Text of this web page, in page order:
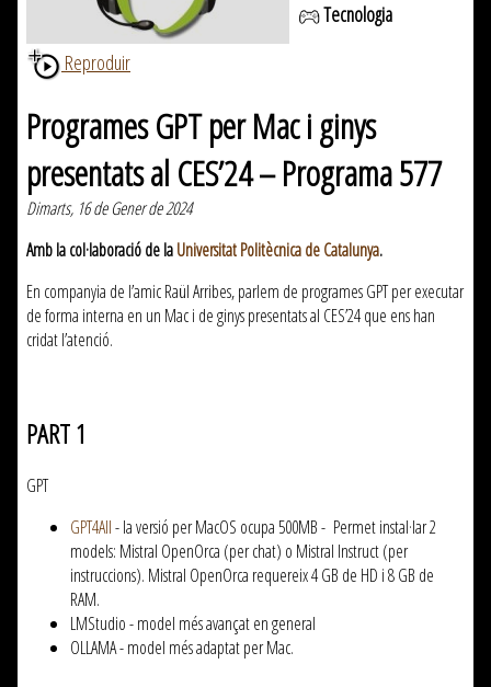
Tecnologia
Reproduir
Programes GPT per Mac i ginys
presentats al CES’24 – Programa 577
Dimarts, 16 de Gener de 2024
Amb la col·laboració de laUniversitat Politècnica de Catalunya.
En companyia de l’amic Raül Arribes, parlem de programes GPT per executar
de forma interna en un Mac i de ginys presentats al CES’24 que ens han
cridat l’atenció.
PART 1
GPT
GPT4All- la versió per MacOS ocupa 500MB - Permet instal·lar 2
models: Mistral OpenOrca (per chat) o Mistral Instruct (per
instruccions). Mistral OpenOrca requereix 4 GB de HD i 8 GB de
RAM.
LMStudio - model més avançat en general
OLLAMA - model més adaptat per Mac.